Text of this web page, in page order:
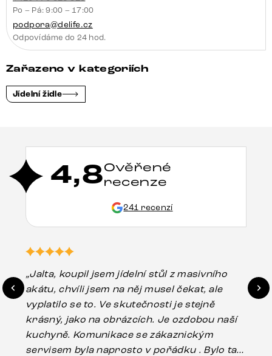
Po – Pá: 9:00 – 17:00
podpora@delife.cz
Odpovídáme do 24 hod.
Zařazeno v kategoriích
Jídelní židle
4,8Ověřené
recenze
241 recenzí
„Jalta, koupil jsem jídelní stůl z masivního
akátu, chvíli jsem na něj musel čekat, ale
vyplatilo se to. Ve skutečnosti je stejně
krásný, jako na obrázcích. Je ozdobou naší
kuchyně. Komunikace se zákaznickým
servisem byla naprosto v pořádku . Bylo tam